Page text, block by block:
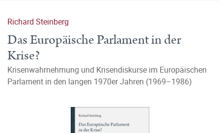
Richard Steinberg
Das Europäische Parlament in der
Krise?
Krisenwahrnehmung und Krisendiskurse im Europäischen
Parlament in den langen 1970er Jahren (1969–1986)